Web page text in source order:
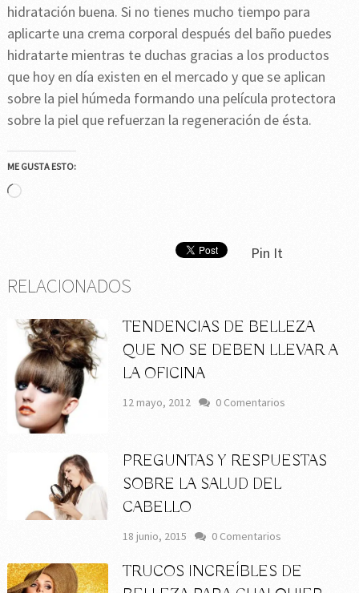
hidratación buena. Si no tienes mucho tiempo para
aplicarte una crema corporal después del baño puedes
hidratarte mientras te duchas gracias a los productos
que hoy en día existen en el mercado y que se aplican
sobre la piel húmeda formando una película protectora
sobre la piel que refuerzan la regeneración de ésta.
ME GUSTA ESTO:
Cargando...
Pin It
RELACIONADOS
TENDENCIAS DE BELLEZA
QUE NO SE DEBEN LLEVAR A
LA OFICINA
12 mayo, 2012 0 Comentarios
PREGUNTAS Y RESPUESTAS
SOBRE LA SALUD DEL
CABELLO
18 junio, 2015 0 Comentarios
TRUCOS INCREÍBLES DE